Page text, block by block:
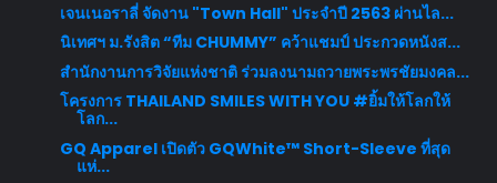
เจนเนอราลี่ จัดงาน "Town Hall" ประจำปี 2563 ผ่านไล...
นิเทศฯ ม.รังสิต “ทีม CHUMMY” คว้าแชมป์ ประกวดหนังส...
สำนักงานการวิจัยแห่งชาติ ร่วมลงนามถวายพระพรชัยมงคล...
โครงการ THAILAND SMILES WITH YOU #ยิ้มให้โลกให้
โลก...
GQ Apparel เปิดตัว GQWhite™ Short-Sleeve ที่สุด
แห่...